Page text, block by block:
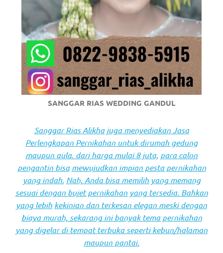
SANGGAR RIAS WEDDING GANDUL
Sanggar Rias Alikha juga menyediakan Jasa
Perlengkapan Pernikahan untuk dirumah gedung
maupun aula. dari harga mulai 8 juta, para calon
pengantin bisa mewujudkan impian pesta pernikahan
yang indah. Nah, Anda bisa memilih yang memang
sesuai dengan bujet pernikahan yang tersedia. Bahkan
yang lebih kekinian dan terkesan elegan meski dengan
biaya murah, sekarang ini banyak tema pernikahan
yang digelar di tempat terbuka seperti kebun/halaman
maupun pantai.